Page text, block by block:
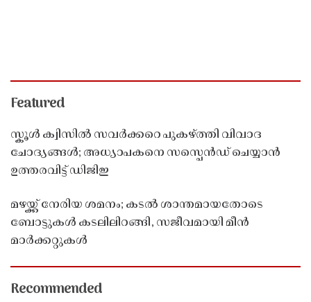
Featured
സ്കൂൾ ക്വിസിൽ സവർക്കറെ പുകഴ്ത്തി വിവാദ
ചോദ്യങ്ങൾ; അധ്യാപകനെ സസ്പെൻഡ് ചെയ്യാൻ
ഉത്തരവിട്ട് ഡിജിഇ
മഴയ്ക്ക് നേരിയ ശമനം; കടൽ ശാന്തമായതോടെ
ബോട്ടുകൾ കടലിലിറങ്ങി, സജീവമായി മീൻ
മാർക്കറ്റുകൾ
Recommended